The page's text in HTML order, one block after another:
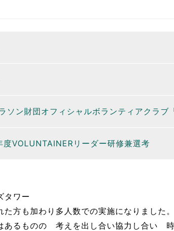
ソン財団オフィシャルボランティアクラブ
VOLUNTAINERリーダー研修兼選考
タワー
方も加わり多人数での実施になりました
あるものの 考えを出し合い協力し合い